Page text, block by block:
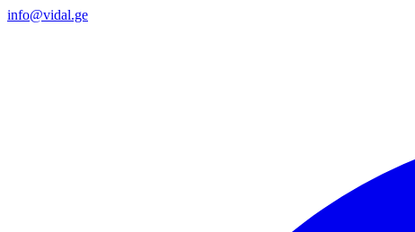
info@vidal.ge